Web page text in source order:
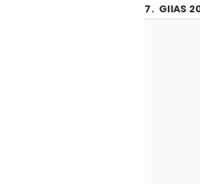
7. GIIAS